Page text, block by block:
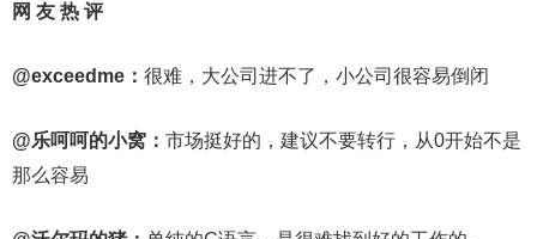
网 友 热 评
@exceedme： 很难，大公司进不了，小公司很容易倒闭
@乐呵呵的小窝： 市场挺好的，建议不要转行，从0开始不是
那么容易